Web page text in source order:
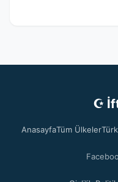
☪
AnasayfaTüm Ülkeler